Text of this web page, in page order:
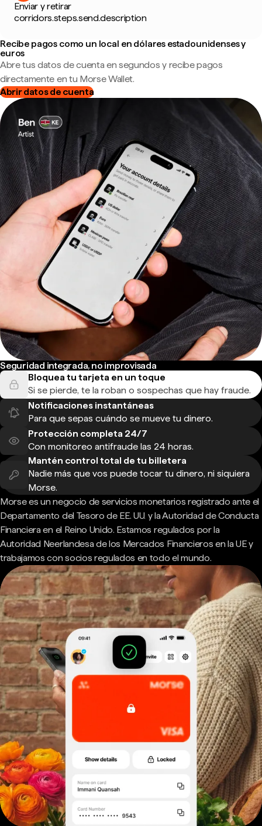
Enviar y retirar
corridors.steps.send.description
Recibe pagos como un local en dólares estadounidenses y
euros
Abre tus datos de cuenta en segundos y recibe pagos
directamente en tu Morse Wallet.
Abrir datos de cuenta
Seguridad integrada, no improvisada
Bloquea tu tarjeta en un toque
Si se pierde, te la roban o sospechas que hay fraude.
Notificaciones instantáneas
Para que sepas cuándo se mueve tu dinero.
Protección completa 24/7
Con monitoreo antifraude las 24 horas.
Mantén control total de tu billetera
Nadie más que vos puede tocar tu dinero, ni siquiera
Morse.
Morse es un negocio de servicios monetarios registrado ante el
Departamento del Tesoro de EE. UU. y la Autoridad de Conducta
Financiera en el Reino Unido. Estamos regulados por la
Autoridad Neerlandesa de los Mercados Financieros en la UE y
trabajamos con socios regulados en todo el mundo.